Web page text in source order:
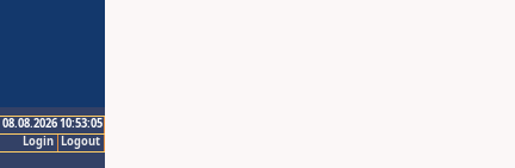
10:53:05
Logout
Login